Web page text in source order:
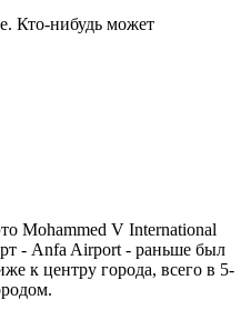
Кто-нибудь может
Mohammed V International
- Anfa Airport - раньше был
к центру города, всего в 5-